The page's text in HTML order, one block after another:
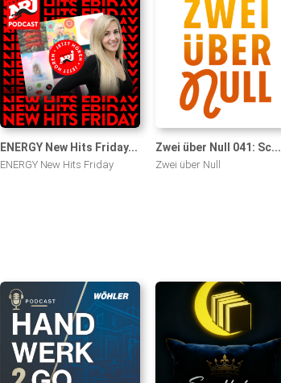
ENERGY New Hits Friday...
ENERGY New Hits Friday
Zwei über Null 041: Sc...
Zwei über Null